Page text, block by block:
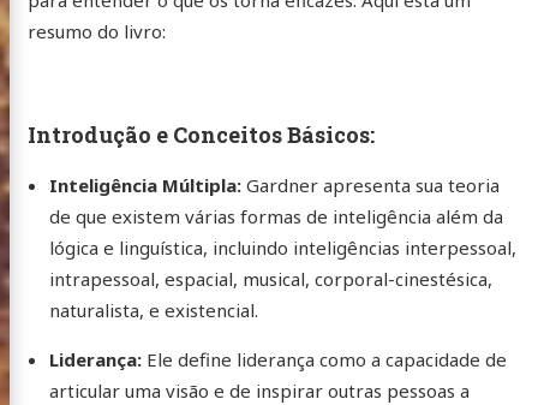
resumo do livro:
Introdução e Conceitos Básicos:
Inteligência Múltipla: Gardner apresenta sua teoria
de que existem várias formas de inteligência além da
lógica e linguística, incluindo inteligências interpessoal,
intrapessoal, espacial, musical, corporal-cinestésica,
naturalista, e existencial.
Liderança: Ele define liderança como a capacidade de
articular uma visão e de inspirar outras pessoas a